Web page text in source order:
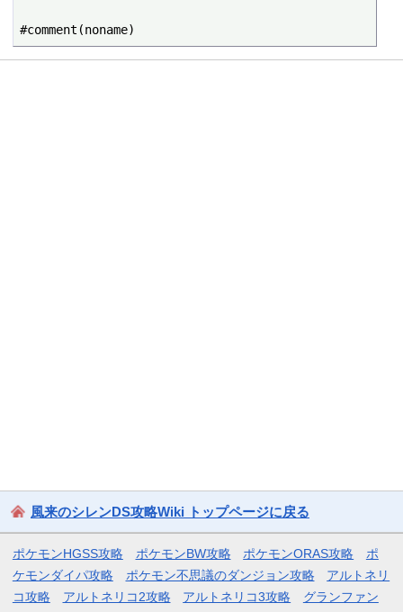
風来のシレンDS攻略Wiki トップページに戻る
ポケモンHGSS攻略 ポケモンBW攻略 ポケモンORAS攻略
ポ
ケモンダイパ攻略
ポケモン不思議のダンジョン攻略
アルトネリ
コ攻略
アルトネリコ2攻略 アルトネリコ3攻略
グランファン